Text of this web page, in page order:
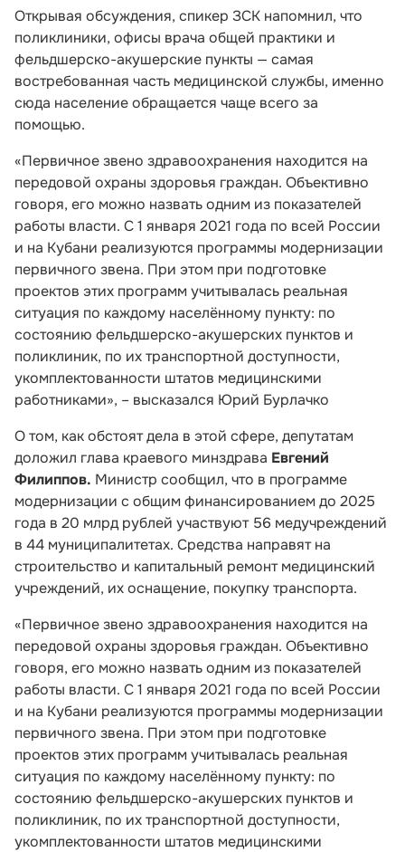
Открывая обсуждения, спикер ЗСК напомнил, что
поликлиники, офисы врача общей практики и
фельдшерско-акушерские пункты — самая
востребованная часть медицинской службы, именно
сюда население обращается чаще всего за
помощью.
«Первичное звено здравоохранения находится на
передовой охраны здоровья граждан. Объективно
говоря, его можно назвать одним из показателей
работы власти. С 1 января 2021 года по всей России
и на Кубани реализуются программы модернизации
первичного звена. При этом при подготовке
проектов этих программ учитывалась реальная
ситуация по каждому населённому пункту: по
состоянию фельдшерско-акушерских пунктов и
поликлиник, по их транспортной доступности,
укомплектованности штатов медицинскими
работниками», – высказался Юрий Бурлачко
О том, как обстоят дела в этой сфере, депутатам
доложил глава краевого минздрава Евгений
Филиппов. Министр сообщил, что в программе
модернизации с общим финансированием до 2025
года в 20 млрд рублей участвуют 56 медучреждений
в 44 муниципалитетах. Средства направят на
строительство и капитальный ремонт медицинский
учреждений, их оснащение, покупку транспорта.
«Первичное звено здравоохранения находится на
передовой охраны здоровья граждан. Объективно
говоря, его можно назвать одним из показателей
работы власти. С 1 января 2021 года по всей России
и на Кубани реализуются программы модернизации
первичного звена. При этом при подготовке
проектов этих программ учитывалась реальная
ситуация по каждому населённому пункту: по
состоянию фельдшерско-акушерских пунктов и
поликлиник, по их транспортной доступности,
укомплектованности штатов медицинскими